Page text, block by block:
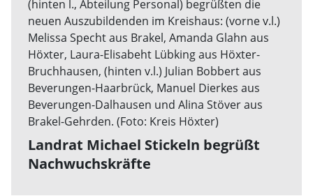
Landrat Michael Stickeln begrüßt
Nachwuchskräfte